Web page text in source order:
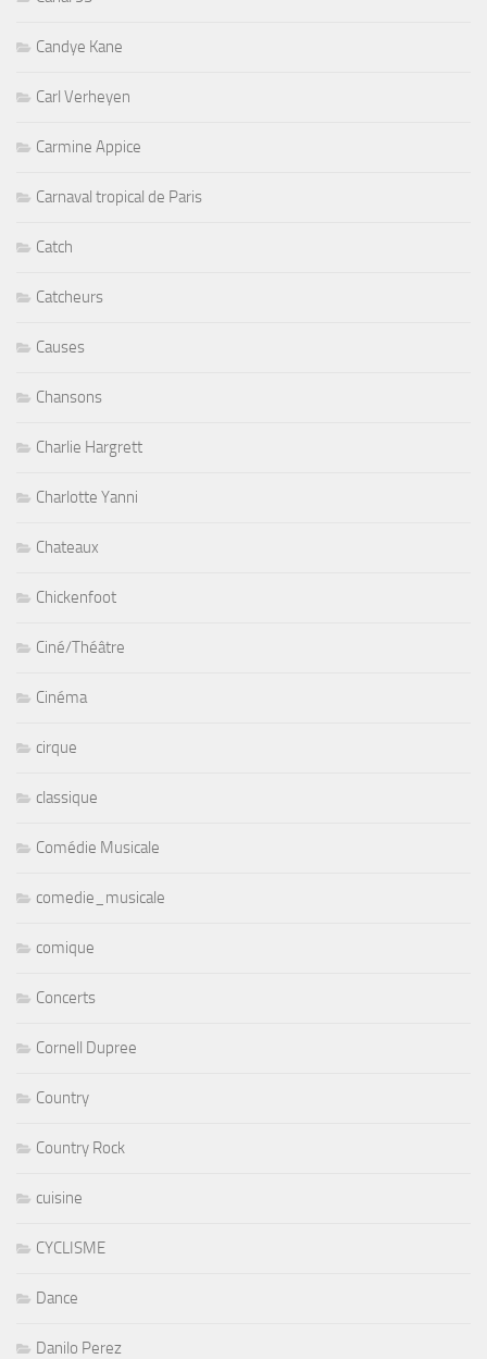
Candye Kane
Carl Verheyen
Carmine Appice
Carnaval tropical de Paris
Catch
Catcheurs
Causes
Chansons
Charlie Hargrett
Charlotte Yanni
Chateaux
Chickenfoot
Ciné/Théâtre
Cinéma
cirque
classique
Comédie Musicale
comedie_musicale
comique
Concerts
Cornell Dupree
Country
Country Rock
cuisine
CYCLISME
Dance
Danilo Perez